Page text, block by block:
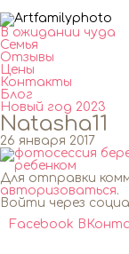
В ожидании чуда
Семья
Отзывы
Цены
Контакты
Блог
Новый год 2023
Natasha11
26 января 2017
Для отправки
авторизоваться.
Войти через
Facebook